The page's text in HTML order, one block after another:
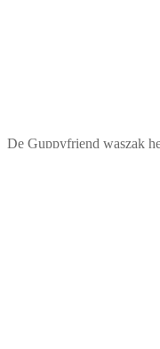
De Guppyfriend waszak